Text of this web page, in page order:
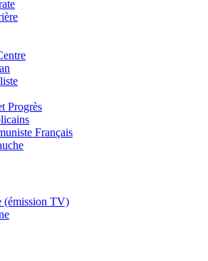
Progrès
Français
(émission TV)